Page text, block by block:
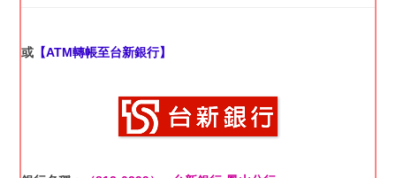
或 【ATM轉帳至台新銀行】